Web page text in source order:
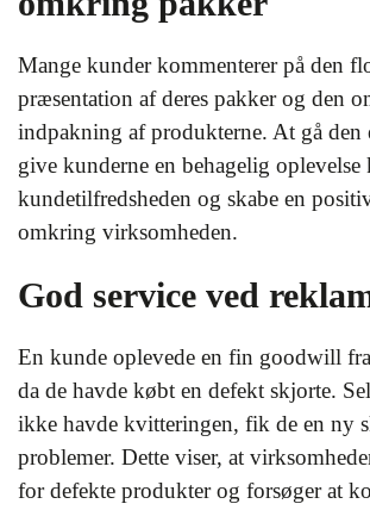
Mange kunder kommenterer på den
præsentation af deres pakker og den
indpakning af produkterne. At gå den
give kunderne en behagelig oplevelse
kundetilfredsheden og skabe en
omkring virksomheden.
God service ved
En kunde oplevede en fin goodwill
da de havde købt en defekt skjorte.
ikke havde kvitteringen, fik de en ny
problemer. Dette viser, at
for defekte produkter og forsøger at